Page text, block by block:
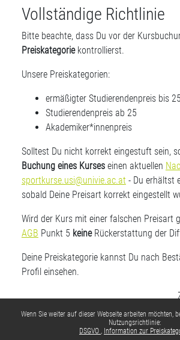
Wenn Sie weiter auf dieser Webseite arbeiten möchten,
Nutzungsrichtlinie:
DSGVO
Information zur
Vollständige Richtlinie
Bitte beachte, dass Du vor der
Preiskategoriekontrollierst.
Unsere Preiskategorien:
ermäßigter Studierendenpreis bis 25
Studierendenpreis ab 25
Akademiker*innenpreis
Solltest Du nicht korrekt eingestuft sein,
Buchung eines Kurses einen aktuellen
sportkurse.usi@univie.ac.at - Du erhältst
sobald Deine Preisart korrekt eingestellt
Wird der Kurs mit einer falschen Preisart
AGB Punkt 5 keine Rückerstattung der
Deine Preiskategorie kannst Du nach
Profil einsehen.